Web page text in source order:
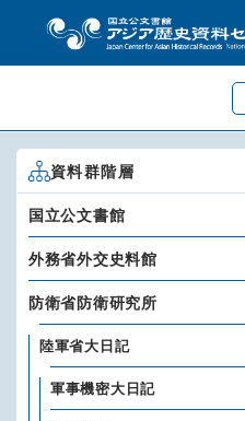
資料群階層
国立公文書館
外務省外交史料館
防衛省防衛研究所
陸軍省大日記
軍事機密大日記